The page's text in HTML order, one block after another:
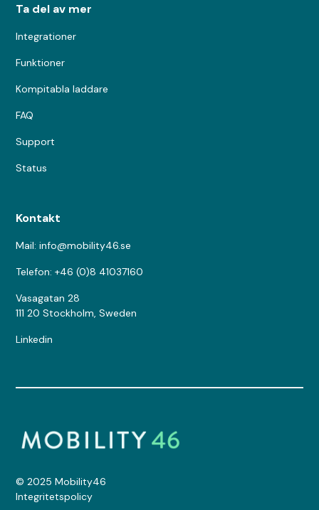
Ta del av mer
Integrationer
Funktioner
Kompitabla laddare
FAQ
Support
Status
Kontakt
Mail: info@mobility46.se
Telefon: +46 (0)8 41037160
Vasagatan 28
111 20 Stockholm, Sweden
Linkedin
© 2025 Mobility46
Integritetspolicy